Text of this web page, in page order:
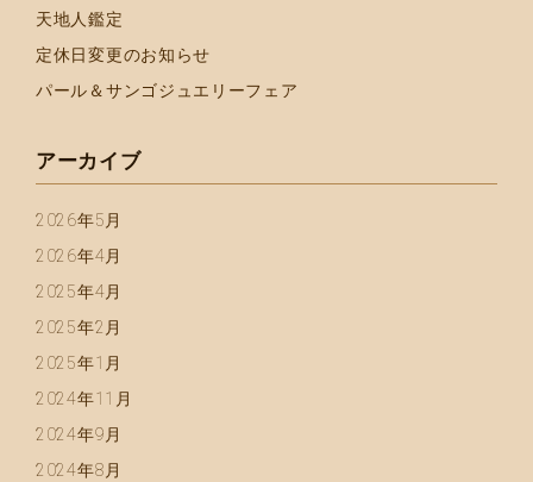
天地人鑑定
定休日変更のお知らせ
パール＆サンゴジュエリーフェア
アーカイブ
2026年5月
2026年4月
2025年4月
2025年2月
2025年1月
2024年11月
2024年9月
2024年8月